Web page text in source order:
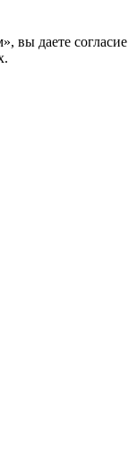
вы даете согласие